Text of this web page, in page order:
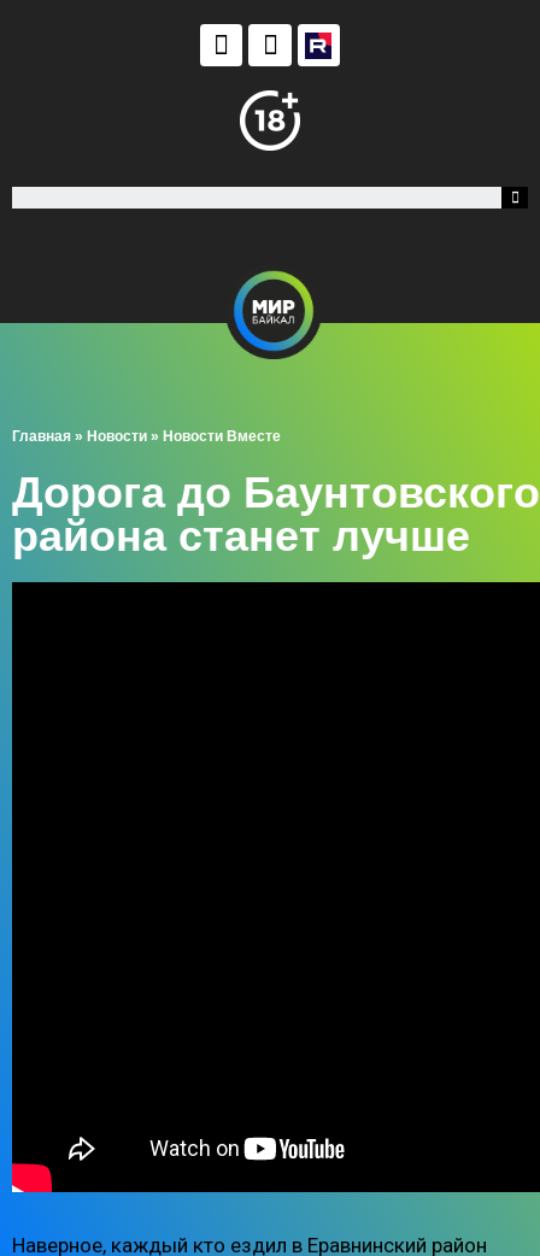
Главная » Новости » Новости Вместе
Дорога до Баунтовского
района станет лучше
Наверное, каждый кто ездил в Еравнинский район